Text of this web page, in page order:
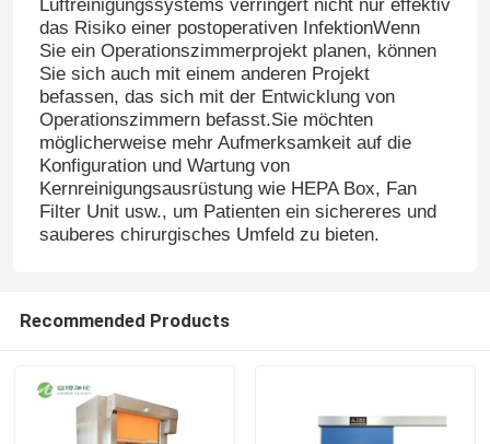
Lüfterfiltereinheit
Medizinische Edelstahl-Wanne
Edelstahl-medizinisches Kabinett
Klimaanlageeinheit
Luftreinigungssystems verringert nicht nur effektiv
das Risiko einer postoperativen InfektionWenn
Sie ein Operationszimmerprojekt planen, können
Sie sich auch mit einem anderen Projekt
befassen, das sich mit der Entwicklung von
Operationszimmern befasst.Sie möchten
möglicherweise mehr Aufmerksamkeit auf die
Konfiguration und Wartung von
Kernreinigungsausrüstung wie HEPA Box, Fan
Filter Unit usw., um Patienten ein sichereres und
sauberes chirurgisches Umfeld zu bieten.
Recommended Products